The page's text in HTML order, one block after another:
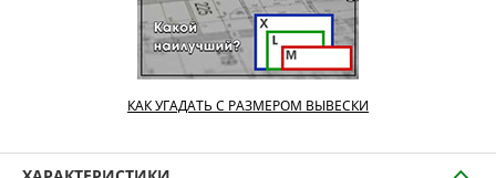
КАК УГАДАТЬ С РАЗМЕРОМ ВЫВЕСКИ